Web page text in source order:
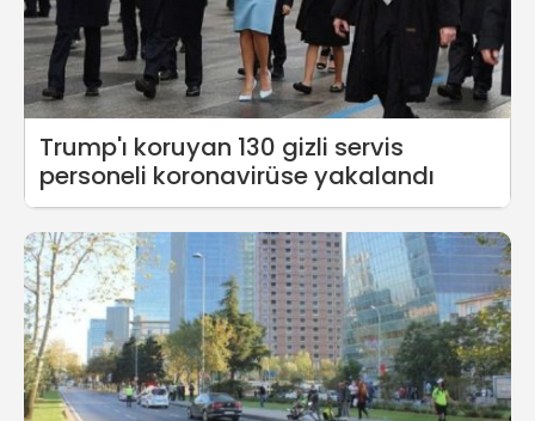
Trump'ı koruyan 130 gizli servis
personeli koronavirüse yakalandı